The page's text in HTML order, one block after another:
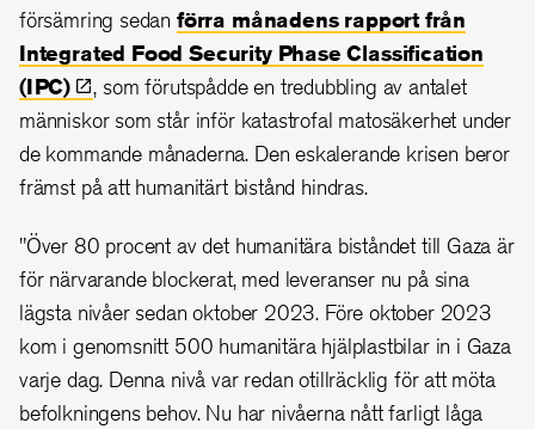
försämring sedan förra månadens rapport från
Integrated Food Security Phase Classification
(IPC)
, som förutspådde en tredubbling av antalet
människor som står inför katastrofal matosäkerhet under
de kommande månaderna. Den eskalerande krisen beror
främst på att humanitärt bistånd hindras.
"Över 80 procent av det humanitära biståndet till Gaza är
för närvarande blockerat, med leveranser nu på sina
lägsta nivåer sedan oktober 2023. Före oktober 2023
kom i genomsnitt 500 humanitära hjälplastbilar in i Gaza
varje dag. Denna nivå var redan otillräcklig för att möta
befolkningens behov. Nu har nivåerna nått farligt låga